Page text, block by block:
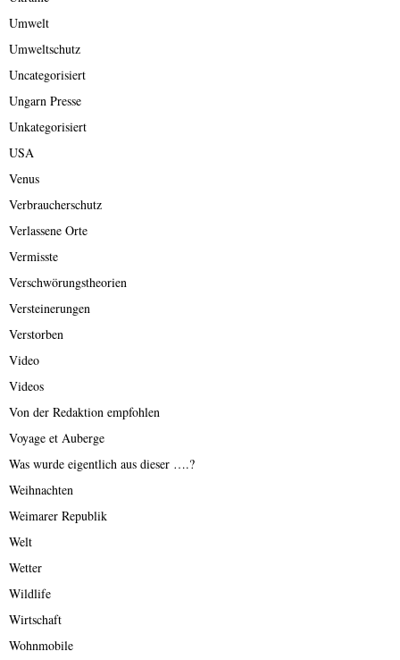
Umwelt
Umweltschutz
Uncategorisiert
Ungarn Presse
Unkategorisiert
USA
Venus
Verbraucherschutz
Verlassene Orte
Vermisste
Verschwörungstheorien
Versteinerungen
Verstorben
Video
Videos
Von der Redaktion empfohlen
Voyage et Auberge
Was wurde eigentlich aus dieser ….?
Weihnachten
Weimarer Republik
Welt
Wetter
Wildlife
Wirtschaft
Wohnmobile